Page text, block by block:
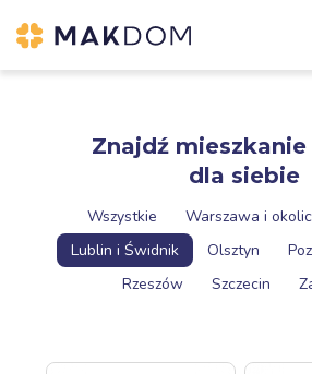
Znajdź
dla siebie
Wszystkie Warszawa i
Lublin i Świdnik
Olsztyn
Rzeszów
Szczecin